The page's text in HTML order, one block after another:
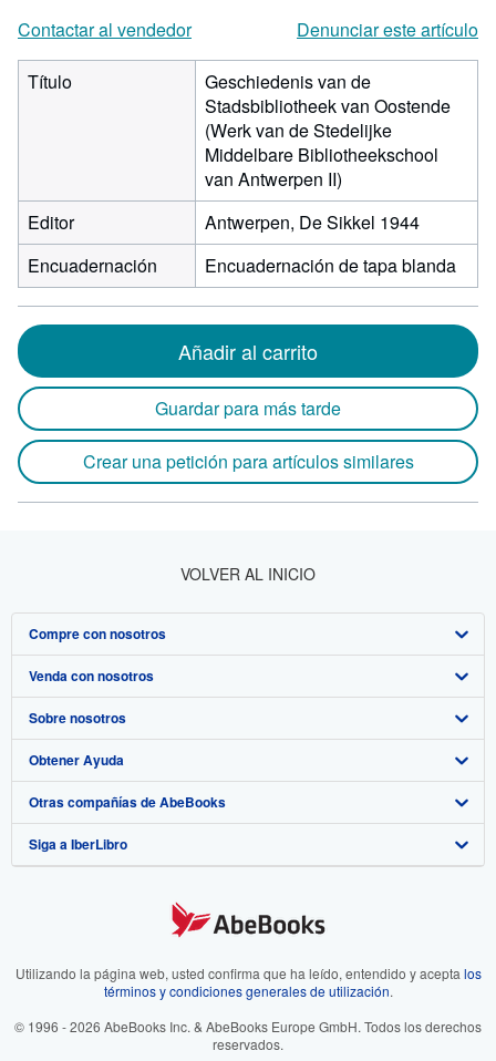
Contactar al vendedor
Denunciar este artículo
Título
Geschiedenis van de
Stadsbibliotheek van Oostende
(Werk van de Stedelijke
Middelbare Bibliotheekschool
van Antwerpen II)
Editor
Antwerpen, De Sikkel 1944
Encuadernación
Encuadernación de tapa blanda
Añadir al carrito
Guardar para más tarde
Crear una petición para artículos similares
VOLVER AL INICIO
Compre con nosotros
Búsqueda avanzada
Colecciones
Mi cuenta
Mis pedidos
Ver carrito
Venda con nosotros
Comenzar a vender
Únase a nuestro programa de afiliados
Recomiende un vendedor
Sobre nosotros
Sobre IberLibro
Medios
Empleo
Preferencias de cookies
Aviso de cookies
Obtener Ayuda
Preguntas frecuentes y guías
Atención al Cliente
Otras compañías de AbeBooks
AbeBooks.com
AbeBooks.fr
Siga a IberLibro
Utilizando la página web, usted confirma que ha leído, entendido y acepta los
términos y condiciones generales de utilización.
© 1996 - 2026 AbeBooks Inc. & AbeBooks Europe GmbH. Todos los derechos
reservados.